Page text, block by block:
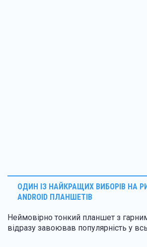
ОДИН ІЗ НАЙКРАЩИХ ВИБОРІВ НА
ANDROID ПЛАНШЕТІВ
Неймовірно тонкий планшет з
відразу завоював популярність у